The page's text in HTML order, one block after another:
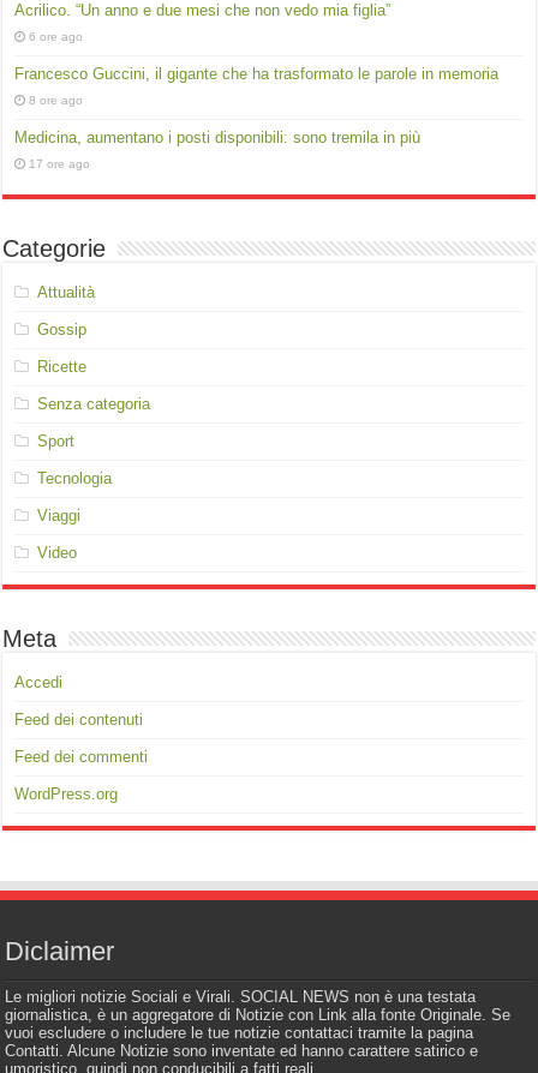
Acrilico. “Un anno e due mesi che non vedo mia figlia”
6 ore ago
Francesco Guccini, il gigante che ha trasformato le parole in memoria
8 ore ago
Medicina, aumentano i posti disponibili: sono tremila in più
17 ore ago
Categorie
Attualità
Gossip
Ricette
Senza categoria
Sport
Tecnologia
Viaggi
Video
Meta
Accedi
Feed dei contenuti
Feed dei commenti
WordPress.org
Diclaimer
Le migliori notizie Sociali e Virali. SOCIAL NEWS non è una testata
giornalistica, è un aggregatore di Notizie con Link alla fonte Originale. Se
vuoi escludere o includere le tue notizie contattaci tramite la pagina
Contatti. Alcune Notizie sono inventate ed hanno carattere satirico e
umoristico, quindi non conducibili a fatti reali.